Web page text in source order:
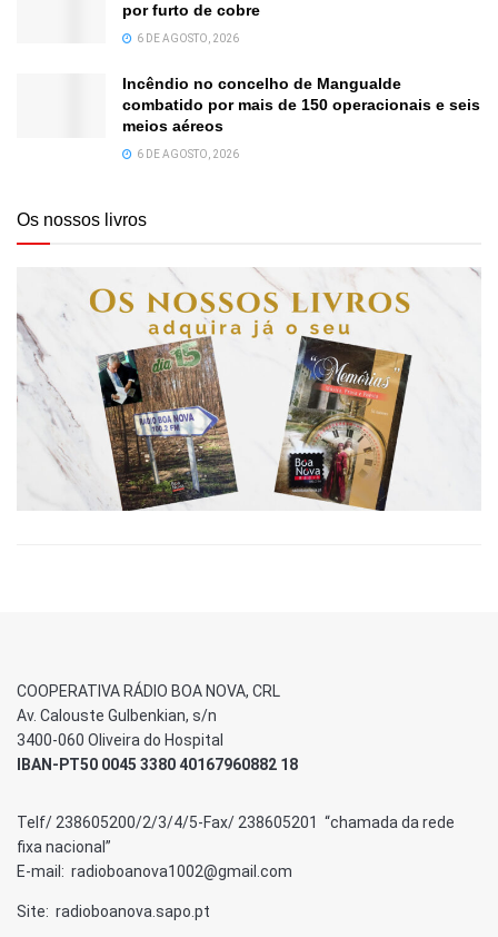
por furto de cobre
6 DE AGOSTO, 2026
Incêndio no concelho de Mangualde
combatido por mais de 150 operacionais e seis
meios aéreos
6 DE AGOSTO, 2026
Os nossos livros
COOPERATIVA RÁDIO BOA NOVA, CRL
Av. Calouste Gulbenkian, s/n
3400-060 Oliveira do Hospital
IBAN-PT50 0045 3380 40167960882 18
Telf/ 238605200/2/3/4/5-Fax/ 238605201 “chamada da rede
fixa nacional”
E-mail: radioboanova1002@gmail.com
Site: radioboanova.sapo.pt